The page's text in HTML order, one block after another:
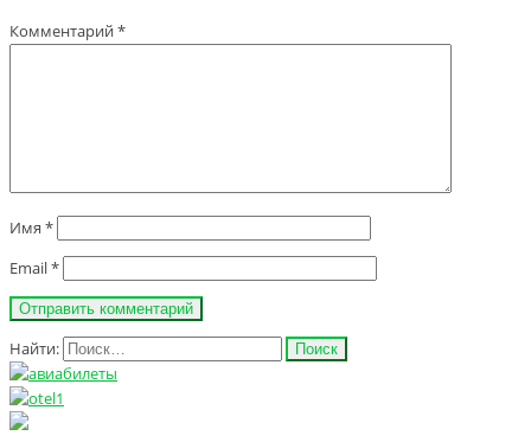
Комментарий*
Имя *
Email*
Найти: